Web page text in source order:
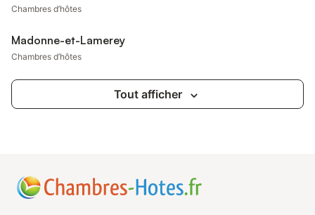
Chambres d’hôtes
Madonne-et-Lamerey
Chambres d’hôtes
Tout afficher